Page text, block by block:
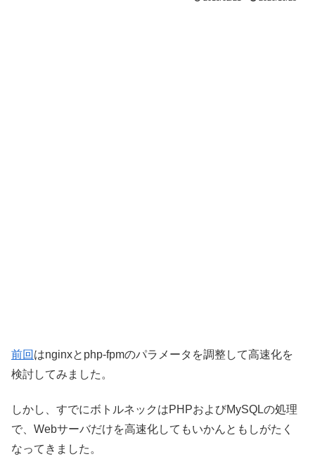
前回 はnginxとphp-fpmのパラメータを調整して高速化を
検討してみました。
しかし、すでにボトルネックはPHPおよびMySQLの処理
で、Webサーバだけを高速化してもいかんともしがたく
なってきました。